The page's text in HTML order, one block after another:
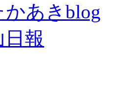
かあきblog
日報